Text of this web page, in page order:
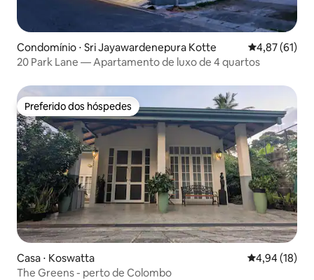
Condomínio ⋅ Sri Jayawardenepura Kotte 4,87 de uma
4,87 (61)
20 Park Lane — Apartamento de luxo de 4 quartos
Preferido dos hóspedes
Preferido dos hóspedes
Casa ⋅ Koswatta 4,94 de uma
4,94 (18)
The Greens - perto de Colombo